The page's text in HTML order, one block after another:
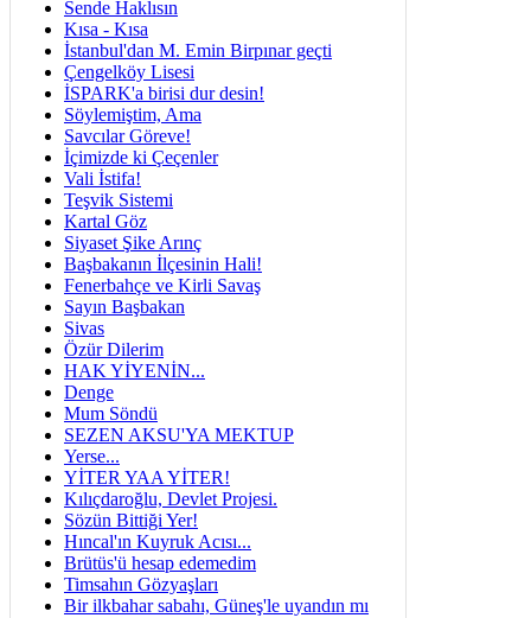
Sende Haklısın
Kısa - Kısa
İstanbul'dan M. Emin Birpınar geçti
Çengelköy Lisesi
İSPARK'a birisi dur desin!
Söylemiştim, Ama
Savcılar Göreve!
İçimizde ki Çeçenler
Vali İstifa!
Teşvik Sistemi
Kartal Göz
Siyaset Şike Arınç
Başbakanın İlçesinin Hali!
Fenerbahçe ve Kirli Savaş
Sayın Başbakan
Sivas
Özür Dilerim
HAK YİYENİN...
Denge
Mum Söndü
SEZEN AKSU'YA MEKTUP
Yerse...
YİTER YAA YİTER!
Kılıçdaroğlu, Devlet Projesi.
Sözün Bittiği Yer!
Hıncal'ın Kuyruk Acısı...
Brütüs'ü hesap edemedim
Timsahın Gözyaşları
Bir ilkbahar sabahı, Güneş'le uyandın mı